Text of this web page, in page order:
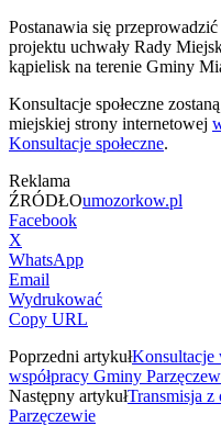
Postanawia się
projektu uchwały Rady
kąpielisk na terenie Gminy
Konsultacje społeczne
miejskiej strony internetowej
Konsultacje społeczne.
Reklama
ŹRÓDŁOumozorkow.pl
Facebook
X
WhatsApp
Email
Wydrukować
Copy URL
Poprzedni artykułKonsultacje
współpracy Gminy
Następny artykułTransmisja
Parzęczewie